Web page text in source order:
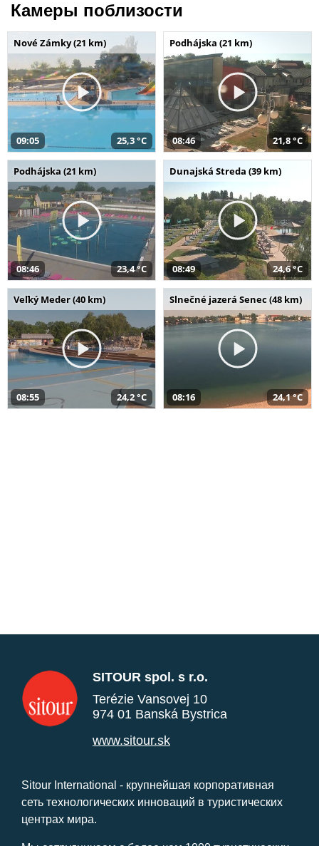
Камеры поблизости
Nové Zámky (21 km)
09:05 25,3 °C
Podhájska (21 km)
08:46 21,8 °C
Podhájska (21 km)
08:46 23,4 °C
Dunajská Streda (39 km)
08:49 24,6 °C
Veľký Meder (40 km)
08:55 24,2 °C
Slnečné jazerá Senec (48 km)
08:16 24,1 °C
SITOUR spol. s r.o.
Terézie Vansovej 10
974 01 Banská Bystrica
www.sitour.sk
Sitour International - крупнейшая корпоративная
сеть технологических инноваций в туристических
центрах мира.